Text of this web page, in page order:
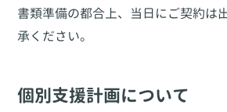
書類準備の都合上、当日にご契約は
承ください。
個別支援計画について